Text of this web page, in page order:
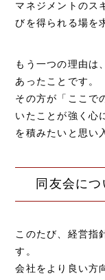
マネジメントのス
びを得られる場を
もう一つの理由は
あったことです。
その方が「ここで
いたことが強く心
を積みたいと思い
同友会につ
このたび、経営指
す。
会社をより良い方